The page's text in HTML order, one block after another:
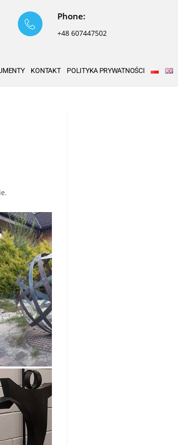
Phone:
+48 607447502
KONTAKT POLITYKA PRYWATNOŚCI